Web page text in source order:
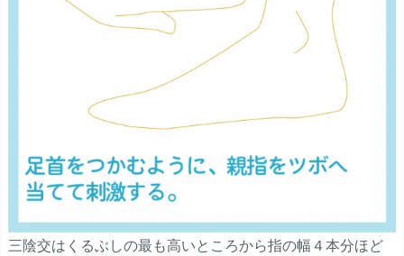
三陰交はくるぶしの最も高いところから指の幅４本分ほど